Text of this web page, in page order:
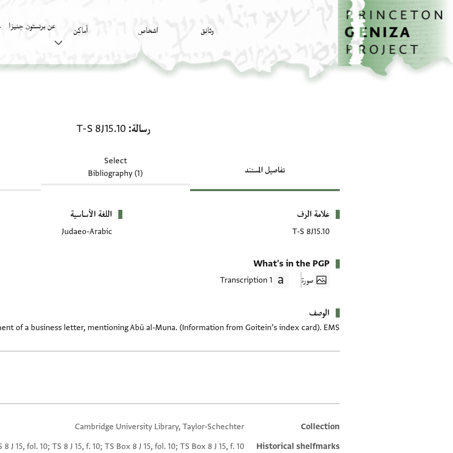
تخطي إلى المحتوى الرئيسي
الصفحة الرئيسية
وثائق اشخاص أَماكِن عن برنستون جنيزا
رسالة T-S 8J15.10
تفاصيل المستند
Select
Bibliography (1)
بيانات التعريف
علامة الرف
T-S 8J15.10
اللغة الأساسية
Judaeo-Arabic
What's in the PGP
صورة 1 Transcription
الوصف
of a business letter, mentioning Abū al-Muna. (Information from Goitein’s index card). EMS
Additional metadata
Collection
Cambridge University Library, Taylor-Schechter
Historical shelfmarks
8 J 15, fol. 10; TS 8 J 15, f. 10; TS Box 8 J 15, fol. 10; TS Box 8 J 15, f. 10